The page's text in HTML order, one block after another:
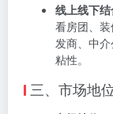
线上线下
看房团、
发商、中
粘性。
三、市场地